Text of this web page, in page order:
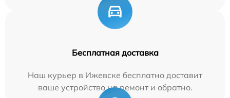
Бесплатная доставка
Наш курьер в Ижевске бесплатно доставит
ваше устройство на ремонт и обратно.